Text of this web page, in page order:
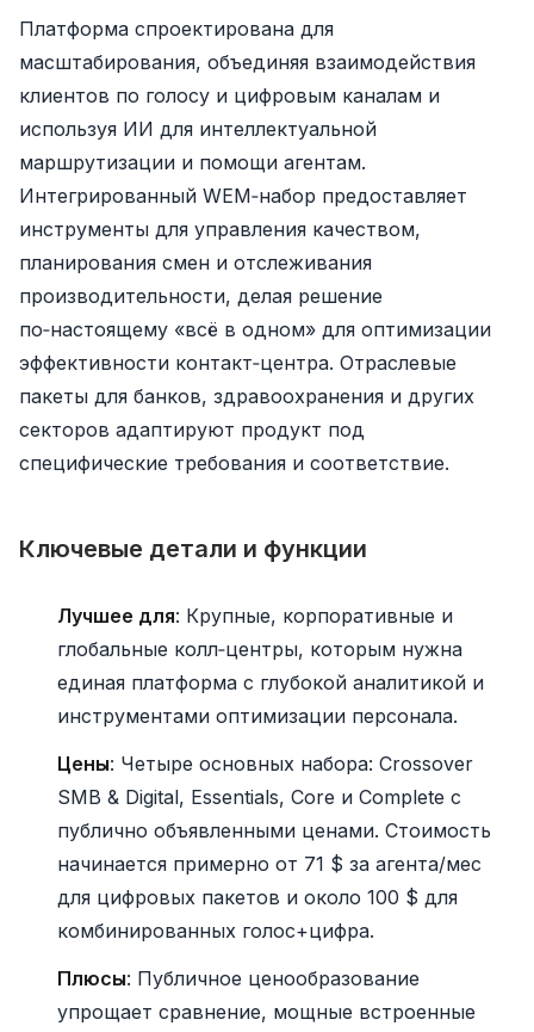
Платформа спроектирована для
масштабирования, объединяя взаимодействия
клиентов по голосу и цифровым каналам и
используя ИИ для интеллектуальной
маршрутизации и помощи агентам.
Интегрированный WEM‑набор предоставляет
инструменты для управления качеством,
планирования смен и отслеживания
производительности, делая решение
по‑настоящему «всё в одном» для оптимизации
эффективности контакт‑центра. Отраслевые
пакеты для банков, здравоохранения и других
секторов адаптируют продукт под
специфические требования и соответствие.
Ключевые детали и функции
Лучшее для: Крупные, корпоративные и
глобальные колл‑центры, которым нужна
единая платформа с глубокой аналитикой и
инструментами оптимизации персонала.
Цены: Четыре основных набора: Crossover
SMB & Digital, Essentials, Core и Complete с
публично объявленными ценами. Стоимость
начинается примерно от 71 $ за агента/мес
для цифровых пакетов и около 100 $ для
комбинированных голос+цифра.
Плюсы: Публичное ценообразование
упрощает сравнение, мощные встроенные